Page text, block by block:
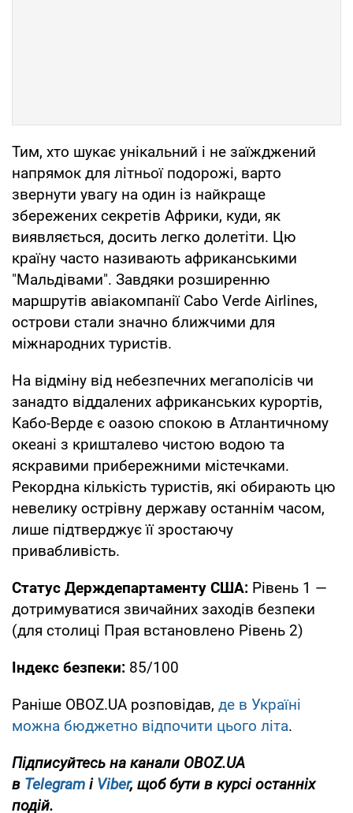
Тим, хто шукає унікальний і не заїжджений
напрямок для літньої подорожі, варто
звернути увагу на один із найкраще
збережених секретів Африки, куди, як
виявляється, досить легко долетіти. Цю
країну часто називають африканськими
"Мальдівами". Завдяки розширенню
маршрутів авіакомпанії Cabo Verde Airlines,
острови стали значно ближчими для
міжнародних туристів.
На відміну від небезпечних мегаполісів чи
занадто віддалених африканських курортів,
Кабо-Верде є оазою спокою в Атлантичному
океані з кришталево чистою водою та
яскравими прибережними містечками.
Рекордна кількість туристів, які обирають цю
невелику острівну державу останнім часом,
лише підтверджує її зростаючу
привабливість.
Статус Держдепартаменту США: Рівень 1 —
дотримуватися звичайних заходів безпеки
(для столиці Прая встановлено Рівень 2)
Індекс безпеки: 85/100
Раніше OBOZ.UA розповідав, де в Україні
можна бюджетно відпочити цього літа.
Підписуйтесь на канали OBOZ.UA
в Telegram і Viber, щоб бути в курсі останніх
подій.